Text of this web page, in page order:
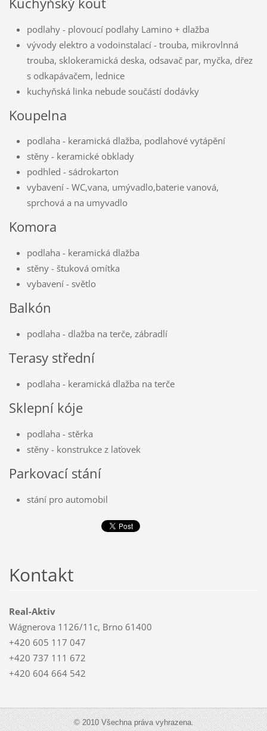
podlahy - plovoucí podlahy Lamino + dlažba
vývody elektro a vodoinstalací - trouba, mikrovlnná
trouba, sklokeramická deska, odsavač par, myčka, dřez
s odkapávačem, lednice
kuchyňská linka nebude součástí dodávky
Koupelna
podlaha - keramická dlažba, podlahové vytápění
stěny - keramické obklady
podhled - sádrokarton
vybavení - WC,vana, umývadlo,baterie vanová,
sprchová a na umyvadlo
Komora
podlaha - keramická dlažba
stěny - štuková omítka
vybavení - světlo
Balkón
podlaha - dlažba na terče, zábradlí
Terasy střední
podlaha - keramická dlažba na terče
Sklepní kóje
podlaha - stěrka
stěny - konstrukce z laťovek
Parkovací stání
stání pro automobil
Kontakt
Real-Aktiv
Wágnerova 1126/11c, Brno 61400
+420 605 117 047
+420 737 111 672
+420 604 664 542
© 2010 Všechna práva vyhrazena.